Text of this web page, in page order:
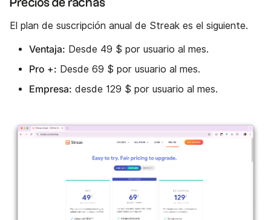
Precios de rachas
El plan de suscripción anual de Streak es el siguiente.
Ventaja: Desde 49 $ por usuario al mes.
Pro +: Desde 69 $ por usuario al mes.
Empresa: desde 129 $ por usuario al mes.